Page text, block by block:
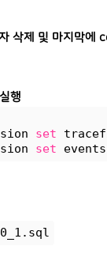
삭제 및 마지막에
행
set
set